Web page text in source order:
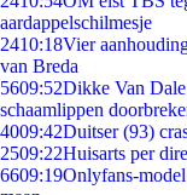
aardappelschilmesje
2410:18Vier
van Breda
5609:52Dikke Van
schaamlippen
4009:42Duitser (93)
2509:22Huisarts per
6609:19Onlyfans-